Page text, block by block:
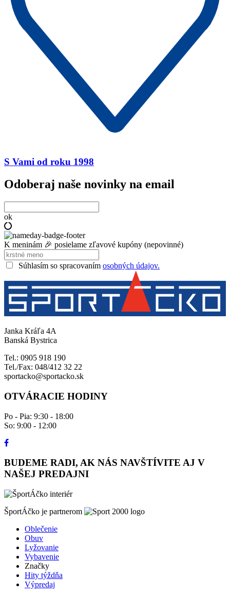
S Vami od roku 1998
Odoberaj naše novinky na email
ok
K meninám 🎉 posielame zľavové kupóny (nepovinné)
Súhlasím so spracovaním osobných údajov.
Janka Kráľa 4A
Banská Bystrica
Tel.: 0905 918 190
Tel./Fax: 048/412 32 22
sportacko@sportacko.sk
OTVÁRACIE HODINY
Po - Pia: 9:30 - 18:00
So: 9:00 - 12:00
BUDEME RADI, AK NÁS NAVŠTÍVITE AJ V
NAŠEJ PREDAJNI
ŠportÁčko je partnerom
Oblečenie
Obuv
Lyžovanie
Vybavenie
Značky
Hity týždňa
Výpredaj